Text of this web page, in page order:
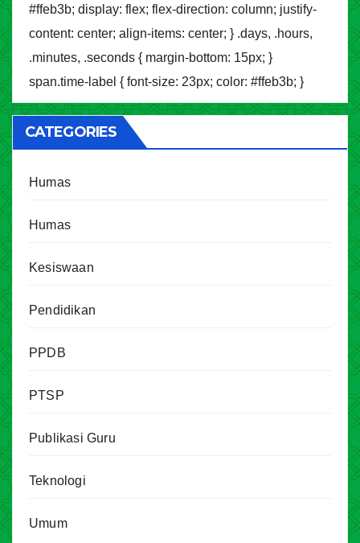
#ffeb3b; display: flex; flex-direction: column; justify-
content: center; align-items: center; } .days, .hours,
.minutes, .seconds { margin-bottom: 15px; }
span.time-label { font-size: 23px; color: #ffeb3b; }
CATEGORIES
Humas
Humas
Kesiswaan
Pendidikan
PPDB
PTSP
Publikasi Guru
Teknologi
Umum